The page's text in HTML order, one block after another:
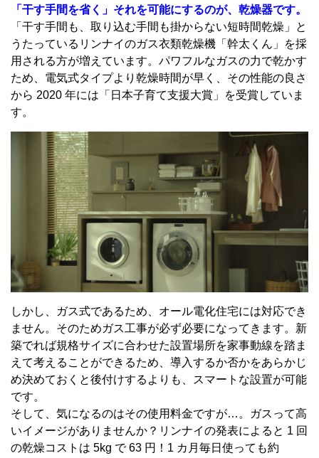
「干す手間を省く」それを可能にするのが、乾燥器です。
「干す手間も、取り込む手間も掛からない短時間乾燥」と
うたっているリンナイのガス衣類乾燥機「幹太くん」を採
用される方が増えています。パワフルなガスの力で乾かす
ため、電気式タイプより乾燥時間が早く、その性能の良さ
から 2020 年には「日本子育て支援大賞」を受賞していま
す。
しかし、ガス式であるため、オール電化住宅には対応でき
ません。そのためガス工事が必ず必要になってきます。新
築でれば規格サイズに合わせた設置場所を家事動線を踏ま
えて考えることができるため、導入するか否かをあらかじ
め決めておくと後付けするよりも、スマートな設置が可能
です。
そして、気になるのはその使用料金ですが…。ガスって高
いイメージがありませんか？リンナイの発表によると 1 回
の乾燥コストは 5kg で 63 円！1 カ月毎日使っても約